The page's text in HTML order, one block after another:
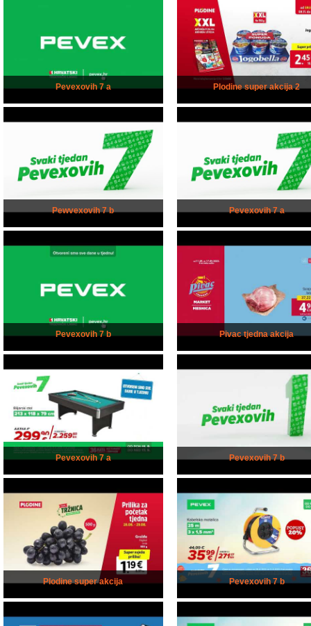
Pevexovih 7 a Plodine super akcija 2
Pewvexovih 7 b Pevexovih 7 a
Pevexovih 7 b Pivac tjedna akcija
Pevexovih 7 a Pevexovih 7 b
Plodine super akcija Pevexovih 7 b